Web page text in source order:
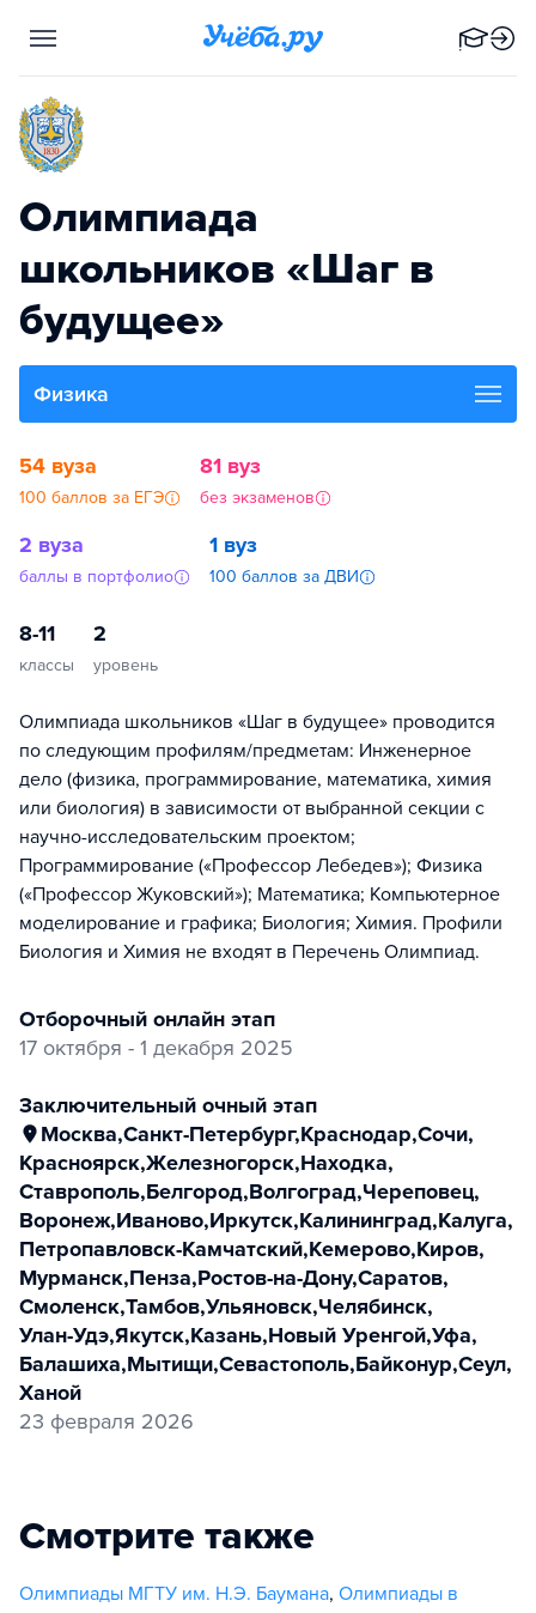
Олимпиада
школьников «Шаг в
будущее»
Физика
54 вуза
100 баллов за ЕГЭ
81 вуз
без экзаменов
2 вуза
баллы в портфолио
1 вуз
100 баллов за ДВИ
8-11
классы
2
уровень
Олимпиада школьников «Шаг в будущее» проводится
по следующим профилям/предметам: Инженерное
дело (физика, программирование, математика, химия
или биология) в зависимости от выбранной секции с
научно-исследовательским проектом;
Программирование («Профессор Лебедев»); Физика
(«Профессор Жуковский»); Математика; Компьютерное
моделирование и графика; Биология; Химия. Профили
Биология и Химия не входят в Перечень Олимпиад.
отборочный онлайн этап
17 октября - 1 декабря 2025
заключительный очный этап
Москва,Санкт-Петербург,Краснодар,Сочи,
Красноярск,Железногорск,Находка,
Ставрополь,Белгород,Волгоград,Череповец,
Воронеж,Иваново,Иркутск,Калининград,Калуга,
Петропавловск-Камчатский,Кемерово,Киров,
Мурманск,Пенза,Ростов-на-Дону,Саратов,
Смоленск,Тамбов,Ульяновск,Челябинск,
Улан-Удэ,Якутск,Казань,Новый Уренгой,Уфа,
Балашиха,Мытищи,Севастополь,Байконур,Сеул,
Ханой
23 февраля 2026
Смотрите также
Олимпиады МГТУ им. Н.Э. Баумана, Олимпиады в